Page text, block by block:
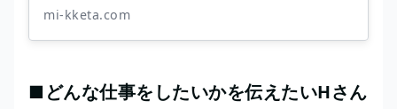
mi-kketa.com
■どんな仕事をしたいかを伝えたいHさん